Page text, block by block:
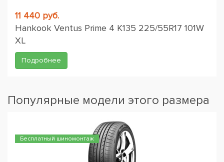
11 440 руб.
Hankook Ventus Prime 4 K135 225/55R17 101W
XL
Подробнее
Популярные модели этого размера
Бесплатный шиномонтаж